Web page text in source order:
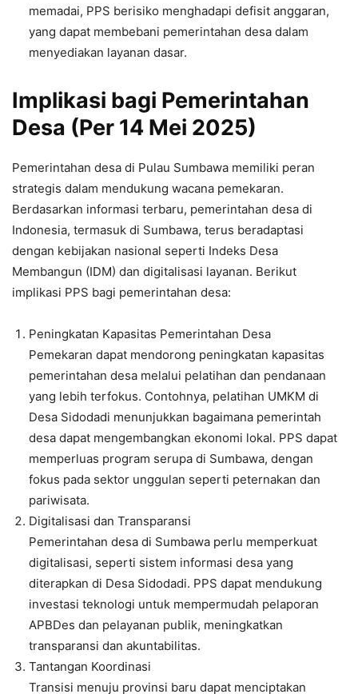
memadai, PPS berisiko menghadapi defisit anggaran,
yang dapat membebani pemerintahan desa dalam
menyediakan layanan dasar.
Implikasi bagi Pemerintahan
Desa (Per 14 Mei 2025)
Pemerintahan desa di Pulau Sumbawa memiliki peran
strategis dalam mendukung wacana pemekaran.
Berdasarkan informasi terbaru, pemerintahan desa di
Indonesia, termasuk di Sumbawa, terus beradaptasi
dengan kebijakan nasional seperti Indeks Desa
Membangun (IDM) dan digitalisasi layanan. Berikut
implikasi PPS bagi pemerintahan desa:
Peningkatan Kapasitas Pemerintahan Desa
Pemekaran dapat mendorong peningkatan kapasitas
pemerintahan desa melalui pelatihan dan pendanaan
yang lebih terfokus. Contohnya, pelatihan UMKM di
Desa Sidodadi menunjukkan bagaimana pemerintah
desa dapat mengembangkan ekonomi lokal. PPS dapat
memperluas program serupa di Sumbawa, dengan
fokus pada sektor unggulan seperti peternakan dan
pariwisata.
Digitalisasi dan Transparansi
Pemerintahan desa di Sumbawa perlu memperkuat
digitalisasi, seperti sistem informasi desa yang
diterapkan di Desa Sidodadi. PPS dapat mendukung
investasi teknologi untuk mempermudah pelaporan
APBDes dan pelayanan publik, meningkatkan
transparansi dan akuntabilitas.
Tantangan Koordinasi
Transisi menuju provinsi baru dapat menciptakan